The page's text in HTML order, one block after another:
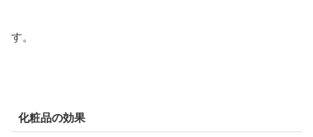
す。
化粧品の効果